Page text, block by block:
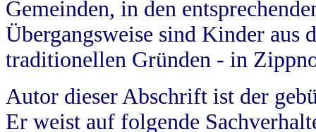
Gemeinden, in den
Übergangsweise sind Kinder aus
traditionellen Gründen - in
Autor dieser Abschrift ist der
Er weist auf folgende